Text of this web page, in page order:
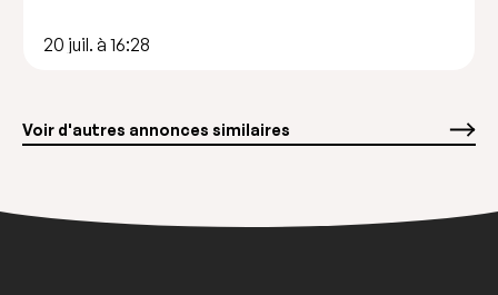
20 juil. à 16:28
Voir d'autres annonces similaires